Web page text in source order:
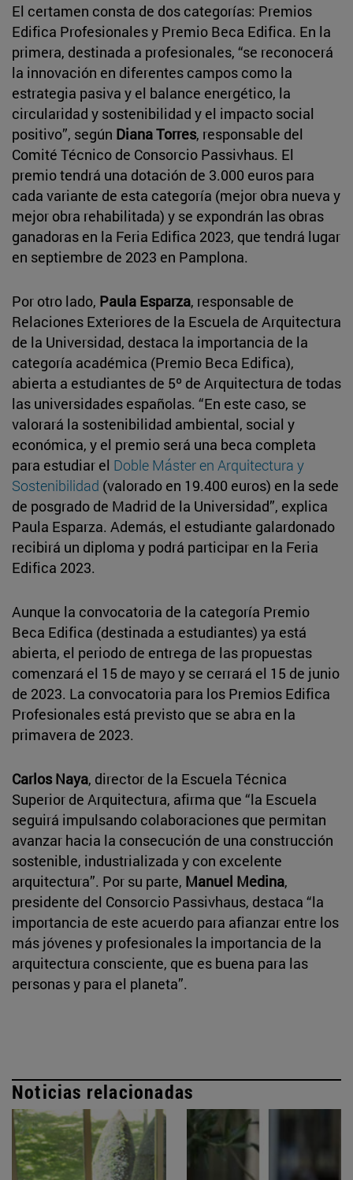
El certamen consta de dos categorías: Premios
Edifica Profesionales y Premio Beca Edifica. En la
primera, destinada a profesionales, “se reconocerá
la innovación en diferentes campos como la
estrategia pasiva y el balance energético, la
circularidad y sostenibilidad y el impacto social
positivo”, según Diana Torres, responsable del
Comité Técnico de Consorcio Passivhaus. El
premio tendrá una dotación de 3.000 euros para
cada variante de esta categoría (mejor obra nueva y
mejor obra rehabilitada) y se expondrán las obras
ganadoras en la Feria Edifica 2023, que tendrá lugar
en septiembre de 2023 en Pamplona.
Por otro lado, Paula Esparza, responsable de
Relaciones Exteriores de la Escuela de Arquitectura
de la Universidad, destaca la importancia de la
categoría académica (Premio Beca Edifica),
abierta a estudiantes de 5º de Arquitectura de todas
las universidades españolas. “En este caso, se
valorará la sostenibilidad ambiental, social y
económica, y el premio será una beca completa
para estudiar el Doble Máster en Arquitectura y
Sostenibilidad (valorado en 19.400 euros) en la sede
de posgrado de Madrid de la Universidad”, explica
Paula Esparza. Además, el estudiante galardonado
recibirá un diploma y podrá participar en la Feria
Edifica 2023.
Aunque la convocatoria de la categoría Premio
Beca Edifica (destinada a estudiantes) ya está
abierta, el periodo de entrega de las propuestas
comenzará el 15 de mayo y se cerrará el 15 de junio
de 2023. La convocatoria para los Premios Edifica
Profesionales está previsto que se abra en la
primavera de 2023.
Carlos Naya, director de la Escuela Técnica
Superior de Arquitectura, afirma que “la Escuela
seguirá impulsando colaboraciones que permitan
avanzar hacia la consecución de una construcción
sostenible, industrializada y con excelente
arquitectura”. Por su parte, Manuel Medina,
presidente del Consorcio Passivhaus, destaca “la
importancia de este acuerdo para afianzar entre los
más jóvenes y profesionales la importancia de la
arquitectura consciente, que es buena para las
personas y para el planeta”.
Noticias relacionadas